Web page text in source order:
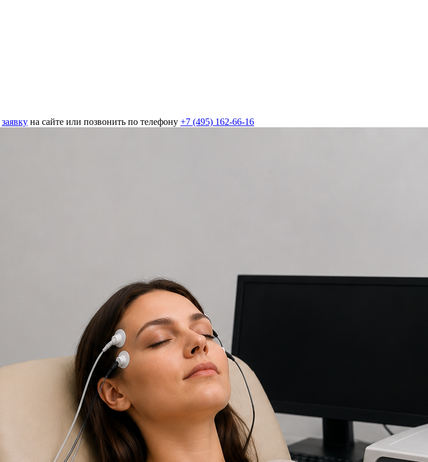
заявку на сайте или позвонить по телефону +7 (495) 162-66-16